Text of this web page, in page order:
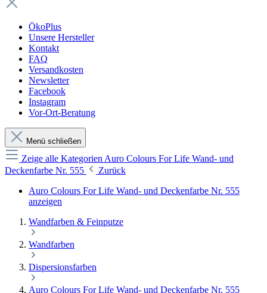
ÖkoPlus
Unsere Hersteller
Kontakt
FAQ
Versandkosten
Newsletter
Facebook
Instagram
Vor-Ort-Beratung
Menü schließen
Zeige alle Kategorien Auro Colours For Life Wand- und
Deckenfarbe Nr. 555
Zurück
Auro Colours For Life Wand- und Deckenfarbe Nr. 555
anzeigen
Wandfarben & Feinputze
Wandfarben
Dispersionsfarben
Auro Colours For Life Wand- und Deckenfarbe Nr. 555